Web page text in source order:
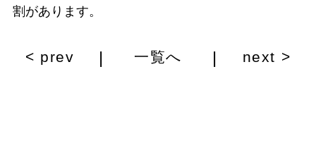
割があります。
< prev | 一覧へ | next >